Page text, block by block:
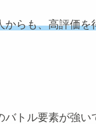
からも、高評価を
トル要素が強い